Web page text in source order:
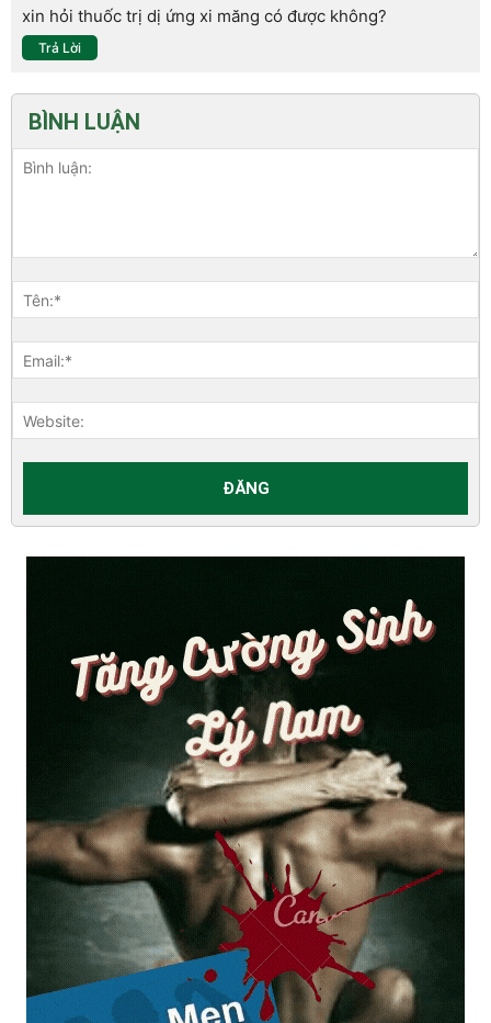
xin hỏi thuốc trị dị ứng xi măng có được không?
Trả Lời
BÌNH LUẬN